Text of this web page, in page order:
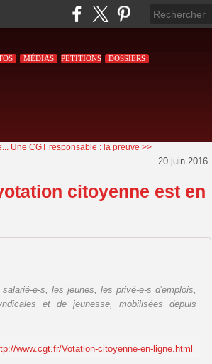
MÉDIAS PETITIONS DOSSIERS
Une CGT responsable : la preuve >>
20 juin 2016
citoyenne est en
e-s, les jeunes, les privé-e-s d'emplois,
et de jeunesse, mobilisées depuis
www.cgt.fr/Votation-citoyenne-en-ligne.html